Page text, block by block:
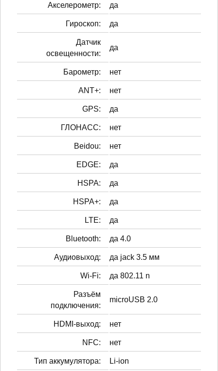
Акселерометр: да
Гироскоп: да
Датчик
освещенности:
да
Барометр: нет
ANT+: нет
GPS: да
ГЛОНАСС: нет
Beidou: нет
EDGE: да
HSPA: да
HSPA+: да
LTE: да
Bluetooth: да 4.0
Аудиовыход: да jack 3.5 мм
Wi-Fi: да 802.11 n
Разъём
подключения:
microUSB 2.0
HDMI-выход: нет
NFC: нет
Тип аккумулятора: Li-ion